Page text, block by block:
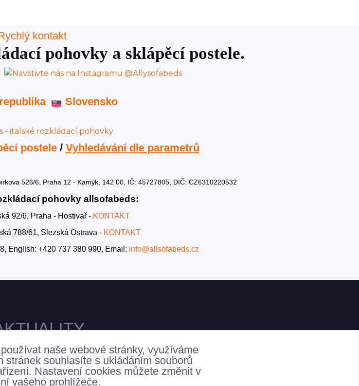
kontakt
pohovky a sklápěcí postele.
Slovensko
postele/ Vyhledávání dle parametrů
526/6, Praha 12 - Kamýk, 142 00, IČ: 45727805, DIČ: CZ6310220532
pohovky allsofabeds:
92/6, Praha - Hostivař - KONTAKT
788/61, Slezská Ostrava - KONTAKT
English: +420 737 380 990, Email: info@allsofabeds.cz
naše webové stránky, využíváme
stránek souhlasíte s ukládáním souborů
Nastavení cookies můžete změnit v
vašeho prohlížeče.